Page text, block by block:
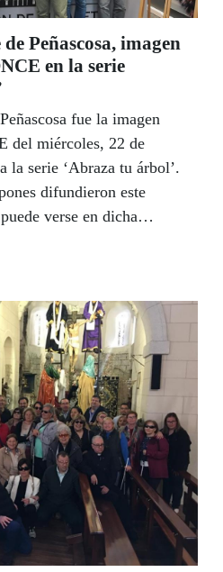
Peñascosa, imagen
en la serie
fue la imagen
del miércoles, 22 de
la serie ‘Abraza tu árbol’.
difundieron este
verse en dicha